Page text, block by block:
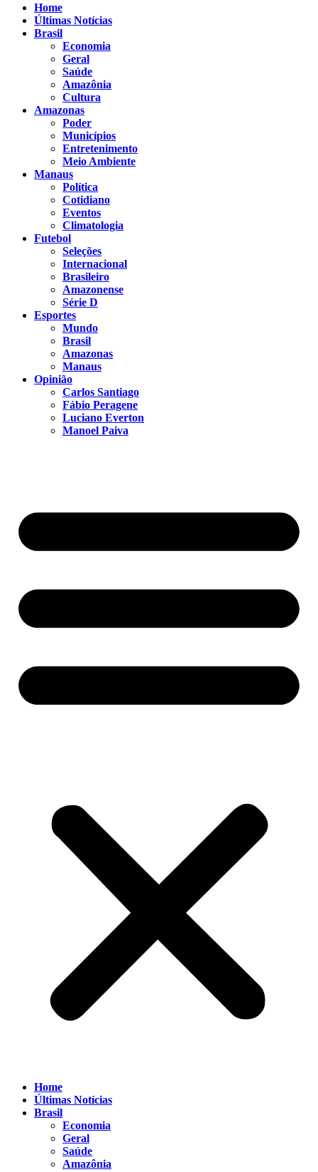
Home
Últimas Notícias
Brasil
Economia
Geral
Saúde
Amazônia
Cultura
Amazonas
Poder
Municípios
Entretenimento
Meio Ambiente
Manaus
Política
Cotidiano
Eventos
Climatologia
Futebol
Seleções
Internacional
Brasileiro
Amazonense
Série D
Esportes
Mundo
Brasil
Amazonas
Manaus
Opinião
Carlos Santiago
Fábio Peragene
Luciano Everton
Manoel Paiva
Home
Últimas Notícias
Brasil
Economia
Geral
Saúde
Amazônia